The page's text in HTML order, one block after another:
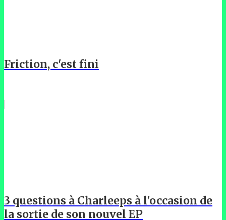
Friction, c'est fini
3 questions à Charleeps à l'occasion de
la sortie de son nouvel EP